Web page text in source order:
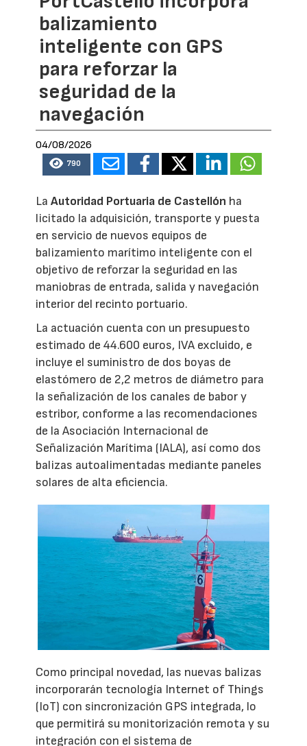
balizamiento
inteligente con GPS
para reforzar la
seguridad de la
navegación
04/08/2026
790
LaAutoridad Portuaria de Castellón ha
licitado la adquisición, transporte y puesta
en servicio de nuevos equipos de
balizamiento marítimo inteligente con el
objetivo de reforzar la seguridad en las
maniobras de entrada, salida y navegación
interior del recinto portuario.
La actuación cuenta con un presupuesto
estimado de 44.600 euros, IVA excluido, e
incluye el suministro de dos boyas de
elastómero de 2,2 metros de diámetro para
la señalización de los canales de babor y
estribor, conforme a las recomendaciones
de la Asociación Internacional de
Señalización Marítima (IALA), así como dos
balizas autoalimentadas mediante paneles
solares de alta eficiencia.
Como principal novedad, las nuevas balizas
incorporarán tecnología Internet of Things
(IoT) con sincronización GPS integrada, lo
que permitirá su monitorización remota y su
integración con el sistema de